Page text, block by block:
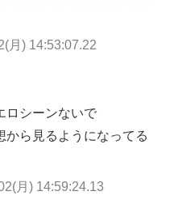
月) 14:53:07.22
ロシーンないで
ら見るようになってる
月) 14:59:24.13